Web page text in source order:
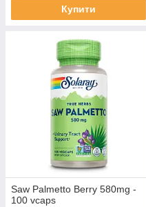
Купити
Saw Palmetto Berry 580mg -
100 vcaps